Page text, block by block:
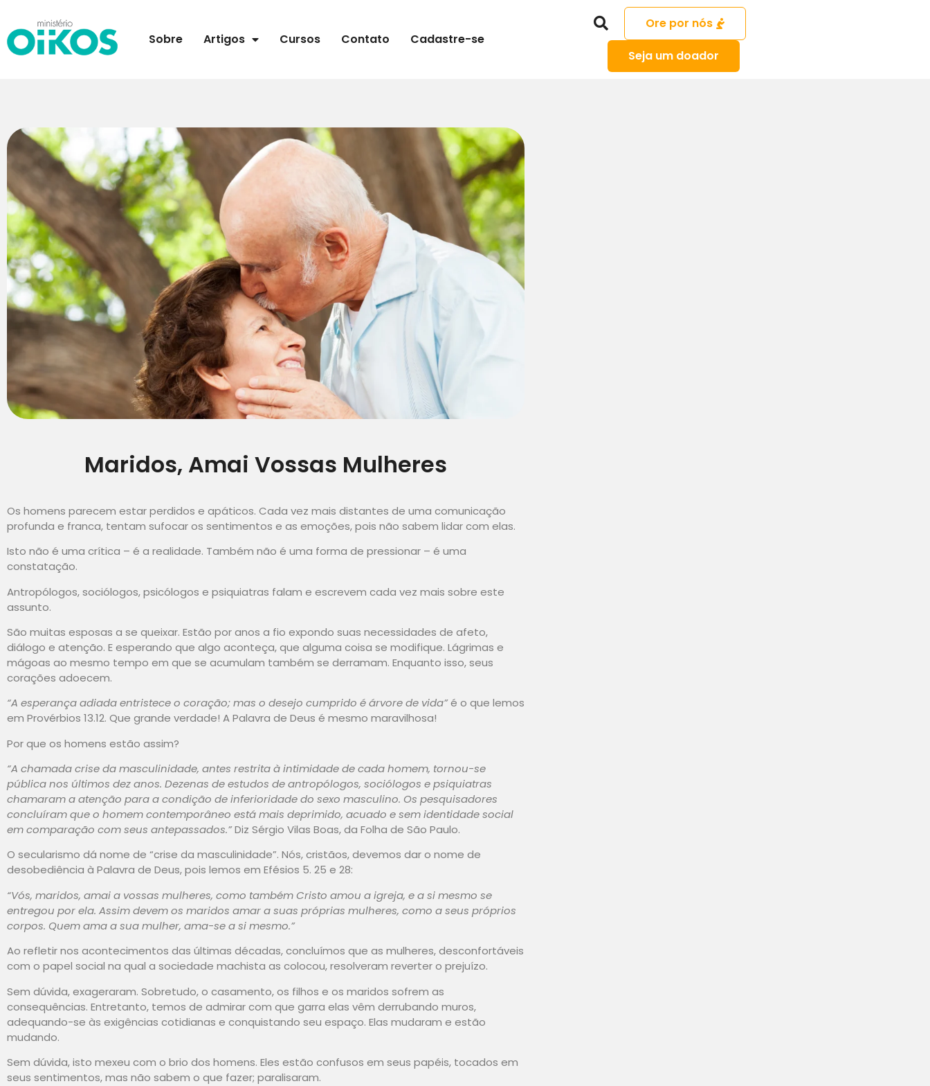
Sobre Artigos Cursos Contato Cadastre-se
Ore por nós
Seja um doador
Maridos, Amai Vossas Mulheres
Os homens parecem estar perdidos e apáticos. Cada vez mais distantes de uma comunicação
profunda e franca, tentam sufocar os sentimentos e as emoções, pois não sabem lidar com elas.
Isto não é uma crítica – é a realidade. Também não é uma forma de pressionar – é uma
constatação.
Antropólogos, sociólogos, psicólogos e psiquiatras falam e escrevem cada vez mais sobre este
assunto.
São muitas esposas a se queixar. Estão por anos a fio expondo suas necessidades de afeto,
diálogo e atenção. E esperando que algo aconteça, que alguma coisa se modifique. Lágrimas e
mágoas ao mesmo tempo em que se acumulam também se derramam. Enquanto isso, seus
corações adoecem.
“A esperança adiada entristece o coração; mas o desejo cumprido é árvore de vida”é o que lemos
em Provérbios 13.12. Que grande verdade! A Palavra de Deus é mesmo maravilhosa!
Por que os homens estão assim?
“A chamada crise da masculinidade, antes restrita à intimidade de cada homem, tornou-se
pública nos últimos dez anos. Dezenas de estudos de antropólogos, sociólogos e psiquiatras
chamaram a atenção para a condição de inferioridade do sexo masculino. Os pesquisadores
concluíram que o homem contemporâneo está mais deprimido, acuado e sem identidade social
em comparação com seus antepassados.”Diz Sérgio Vilas Boas, da Folha de São Paulo.
O secularismo dá nome de “crise da masculinidade”. Nós, cristãos, devemos dar o nome de
desobediência à Palavra de Deus, pois lemos em Efésios 5. 25 e 28:
“Vós, maridos, amai a vossas mulheres, como também Cristo amou a igreja, e a si mesmo se
entregou por ela. Assim devem os maridos amar a suas próprias mulheres, como a seus próprios
corpos. Quem ama a sua mulher, ama-se a si mesmo.”
Ao refletir nos acontecimentos das últimas décadas, concluímos que as mulheres, desconfortáveis
com o papel social na qual a sociedade machista as colocou, resolveram reverter o prejuízo.
Sem dúvida, exageraram. Sobretudo, o casamento, os filhos e os maridos sofrem as
consequências. Entretanto, temos de admirar com que garra elas vêm derrubando muros,
adequando-se às exigências cotidianas e conquistando seu espaço. Elas mudaram e estão
mudando.
Sem dúvida, isto mexeu com o brio dos homens. Eles estão confusos em seus papéis, tocados em
seus sentimentos, mas não sabem o que fazer; paralisaram.